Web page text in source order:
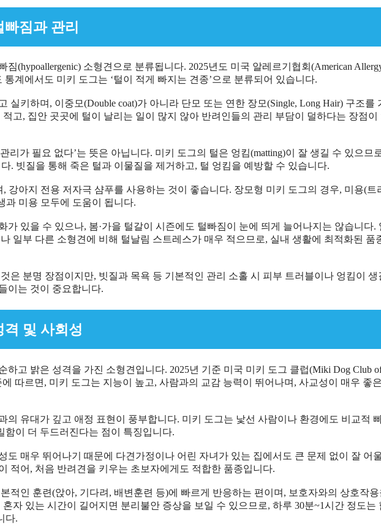
짐과 관리
(hypoallergenic) 소형견으로 분류됩니다. 2025년도 미국 알레르기협회(American
통계에서도 미키 도그는 ‘털이 적게 빠지는 견종’으로 분류되어 있습니다.
실키하며, 이중모(Double coat)가 아니라 단모 또는 연한 장모(Single, Long Hair) 구조를
고, 집안 곳곳에 털이 날리는 일이 많지 않아 반려인들의 관리 부담이 덜하다는 장점이
리가 필요 없다’는 뜻은 아닙니다. 미키 도그의 털은 엉킴(matting)이 잘 생길 수 있으므
. 빗질을 통해 죽은 털과 이물질을 제거하고, 털 엉킴을 예방할 수 있습니다.
강아지 전용 저자극 샴푸를 사용하는 것이 좋습니다. 장모형 미키 도그의 경우, 미용(트
과 미용 모두에 도움이 됩니다.
가 있을 수 있으나, 봄·가을 털갈이 시즌에도 털빠짐이 눈에 띄게 늘어나지는 않습니다.
일부 다른 소형견에 비해 털날림 스트레스가 매우 적으므로, 실내 생활에 최적화된 품
은 분명 장점이지만, 빗질과 목욕 등 기본적인 관리 소홀 시 피부 트러블이나 엉킴이 생
이는 것이 중요합니다.
및 사회성
하고 밝은 성격을 가진 소형견입니다. 2025년 기준 미국 미키 도그 클럽(Miki Dog Club
따르면, 미키 도그는 지능이 높고, 사람과의 교감 능력이 뛰어나며, 사교성이 매우 좋
의 유대가 깊고 애정 표현이 풍부합니다. 미키 도그는 낯선 사람이나 환경에도 비교적
이 더 두드러진다는 점이 특징입니다.
도 매우 뛰어나기 때문에 다견가정이나 어린 자녀가 있는 집에서도 큰 문제 없이 잘 어
적어, 처음 반려견을 키우는 초보자에게도 적합한 품종입니다.
적인 훈련(앉아, 기다려, 배변훈련 등)에 빠르게 반응하는 편이며, 보호자와의 상호작용
자 있는 시간이 길어지면 분리불안 증상을 보일 수 있으므로, 하루 30분~1시간 정도는
다.